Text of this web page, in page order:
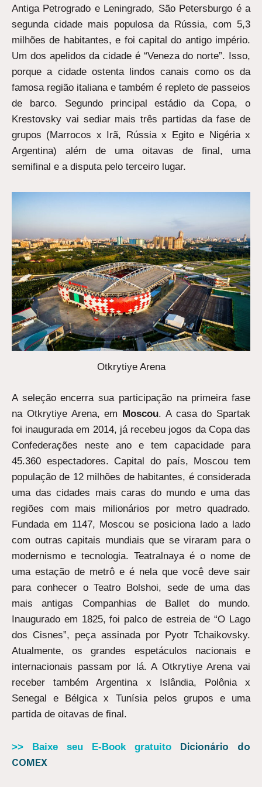
Antiga Petrogrado e Leningrado, São Petersburgo é a
segunda cidade mais populosa da Rússia, com 5,3
milhões de habitantes, e foi capital do antigo império.
Um dos apelidos da cidade é “Veneza do norte”. Isso,
porque a cidade ostenta lindos canais como os da
famosa região italiana e também é repleto de passeios
de barco. Segundo principal estádio da Copa, o
Krestovsky vai sediar mais três partidas da fase de
grupos (Marrocos x Irã, Rússia x Egito e Nigéria x
Argentina) além de uma oitavas de final, uma
semifinal e a disputa pelo terceiro lugar.
Otkrytiye Arena
A seleção encerra sua participação na primeira fase
na Otkrytiye Arena, em Moscou. A casa do Spartak
foi inaugurada em 2014, já recebeu jogos da Copa das
Confederações neste ano e tem capacidade para
45.360 espectadores. Capital do país, Moscou tem
população de 12 milhões de habitantes, é considerada
uma das cidades mais caras do mundo e uma das
regiões com mais milionários por metro quadrado.
Fundada em 1147, Moscou se posiciona lado a lado
com outras capitais mundiais que se viraram para o
modernismo e tecnologia. Teatralnaya é o nome de
uma estação de metrô e é nela que você deve sair
para conhecer o Teatro Bolshoi, sede de uma das
mais antigas Companhias de Ballet do mundo.
Inaugurado em 1825, foi palco de estreia de “O Lago
dos Cisnes”, peça assinada por Pyotr Tchaikovsky.
Atualmente, os grandes espetáculos nacionais e
internacionais passam por lá. A Otkrytiye Arena vai
receber também Argentina x Islândia, Polônia x
Senegal e Bélgica x Tunísia pelos grupos e uma
partida de oitavas de final.
>> Baixe seu E-Book gratuito Dicionário do
COMEX